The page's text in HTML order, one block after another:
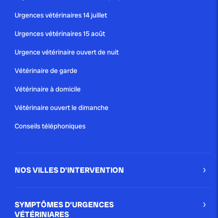
COMPAGNIE D’UN ANIMAL
compagnie d’un animal apporte bien-être et réconfort
Une chose est sûre, les services d’urgences
Blog
Urgences vétérinaires 14 juillet
Urgences vétérinaires 15 août
Urgence vétérinaire ouvert de nuit
Vétérinaire de garde
Vétérinaire à domicile
Vétérinaire ouvert le dimanche
Conseils téléphoniques
NOS VILLES D'INTERVENTION
SYMPTÔMES D'URGENCES
VÉTÉRINIARES